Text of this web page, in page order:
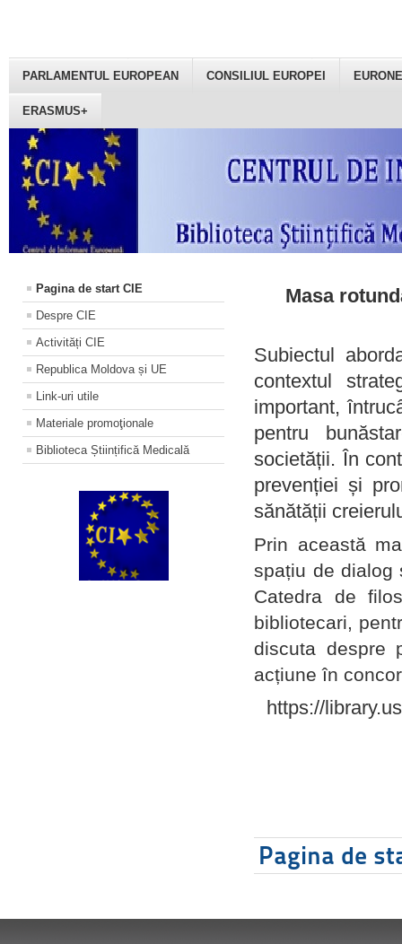
PARLAMENTUL EUROPEAN CONSILIUL EUROPEI
ERASMUS+
Pagina de start CIE
Despre CIE
Activități CIE
Republica Moldova și UE
Link-uri utile
Materiale promoţionale
Biblioteca Științifică Medicală
Masa
Subiectul
contextul
important,
pentru
societății. În
prevenției și
sănătății
Prin această
spațiu de dialog
Catedra de
bibliotecari,
discuta despre
acțiune în
https://
Pagina de